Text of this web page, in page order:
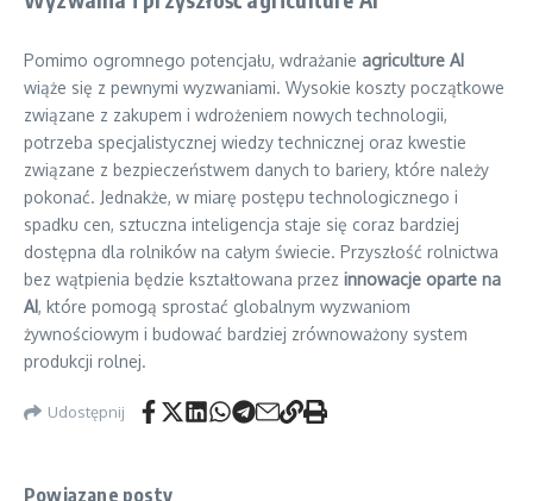
Pomimo ogromnego potencjału, wdrażanie agriculture AI
wiąże się z pewnymi wyzwaniami. Wysokie koszty początkowe
związane z zakupem i wdrożeniem nowych technologii,
potrzeba specjalistycznej wiedzy technicznej oraz kwestie
związane z bezpieczeństwem danych to bariery, które należy
pokonać. Jednakże, w miarę postępu technologicznego i
spadku cen, sztuczna inteligencja staje się coraz bardziej
dostępna dla rolników na całym świecie. Przyszłość rolnictwa
bez wątpienia będzie kształtowana przez innowacje oparte na
AI, które pomogą sprostać globalnym wyzwaniom
żywnościowym i budować bardziej zrównoważony system
produkcji rolnej.
Udostępnij
Powiązane posty